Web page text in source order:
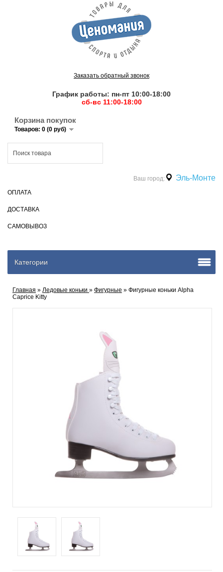
Заказать обратный звонок
График работы: пн-пт 10:00-18:00
сб-вс 11:00-18:00
Корзина покупок
Товаров: 0 (0 руб)
Ваш город: Эль-Монте
ОПЛАТА
ДОСТАВКА
САМОВЫВОЗ
Категории
Главная » Ледовые коньки » Фигурные » Фигурные коньки Alpha
Caprice Kitty